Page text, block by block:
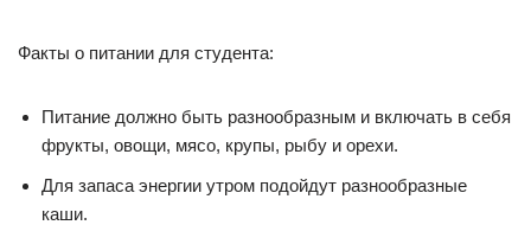
Факты о питании для студента:
Питание должно быть разнообразным и включать в себя
фрукты, овощи, мясо, крупы, рыбу и орехи.
Для запаса энергии утром подойдут разнообразные
каши.